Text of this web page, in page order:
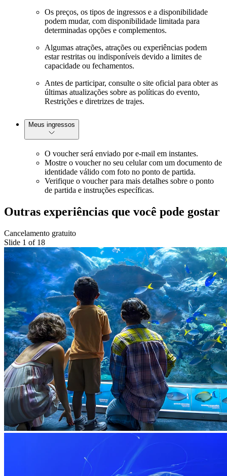
Os preços, os tipos de ingressos e a disponibilidade
podem mudar, com disponibilidade limitada para
determinadas opções e complementos.
Algumas atrações, atrações ou experiências podem
estar restritas ou indisponíveis devido a limites de
capacidade ou fechamentos.
Antes de participar, consulte o site oficial para obter as
últimas atualizações sobre as políticas do evento,
Restrições e diretrizes de trajes.
Meus ingressos
O voucher será enviado por e-mail em instantes.
Mostre o voucher no seu celular com um documento de
identidade válido com foto no ponto de partida.
Verifique o voucher para mais detalhes sobre o ponto
de partida e instruções específicas.
Outras experiências que você pode gostar
Cancelamento gratuito
Slide 1 of 18